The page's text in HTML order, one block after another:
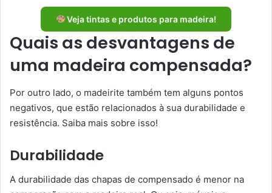
Veja tintas e produtos para madeira!
Quais as desvantagens de
uma madeira compensada?
Por outro lado, o madeirite também tem alguns pontos
negativos, que estão relacionados à sua durabilidade e
resistência. Saiba mais sobre isso!
Durabilidade
A durabilidade das chapas de compensado é menor na